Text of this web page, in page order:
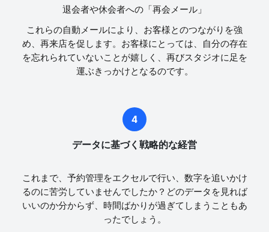
退会者や休会者への「再会メール」
これらの自動メールにより、お客様とのつながりを強
め、再来店を促します。お客様にとっては、自分の存在
を忘れられていないことが嬉しく、再びスタジオに足を
運ぶきっかけとなるのです。
データに基づく戦略的な経営
これまで、予約管理をエクセルで行い、数字を追いかけ
るのに苦労していませんでしたか？どのデータを見れば
いいのか分からず、時間ばかりが過ぎてしまうこともあ
ったでしょう。